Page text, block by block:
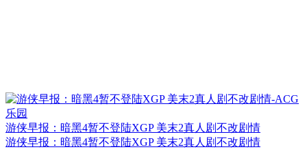
游侠早报：暗黑4暂不登陆XGP 美末2真人剧不改剧情
游侠早报：暗黑4暂不登陆XGP 美末2真人剧不改剧情